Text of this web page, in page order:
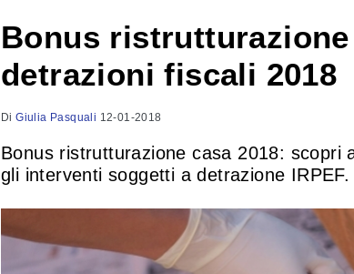
Bonus
detrazioni fiscali 2018
DiGiulia Pasquali 12-01-2018
Bonus ristrutturazione casa 2018: scopri
gli interventi soggetti a detrazione IRPEF.